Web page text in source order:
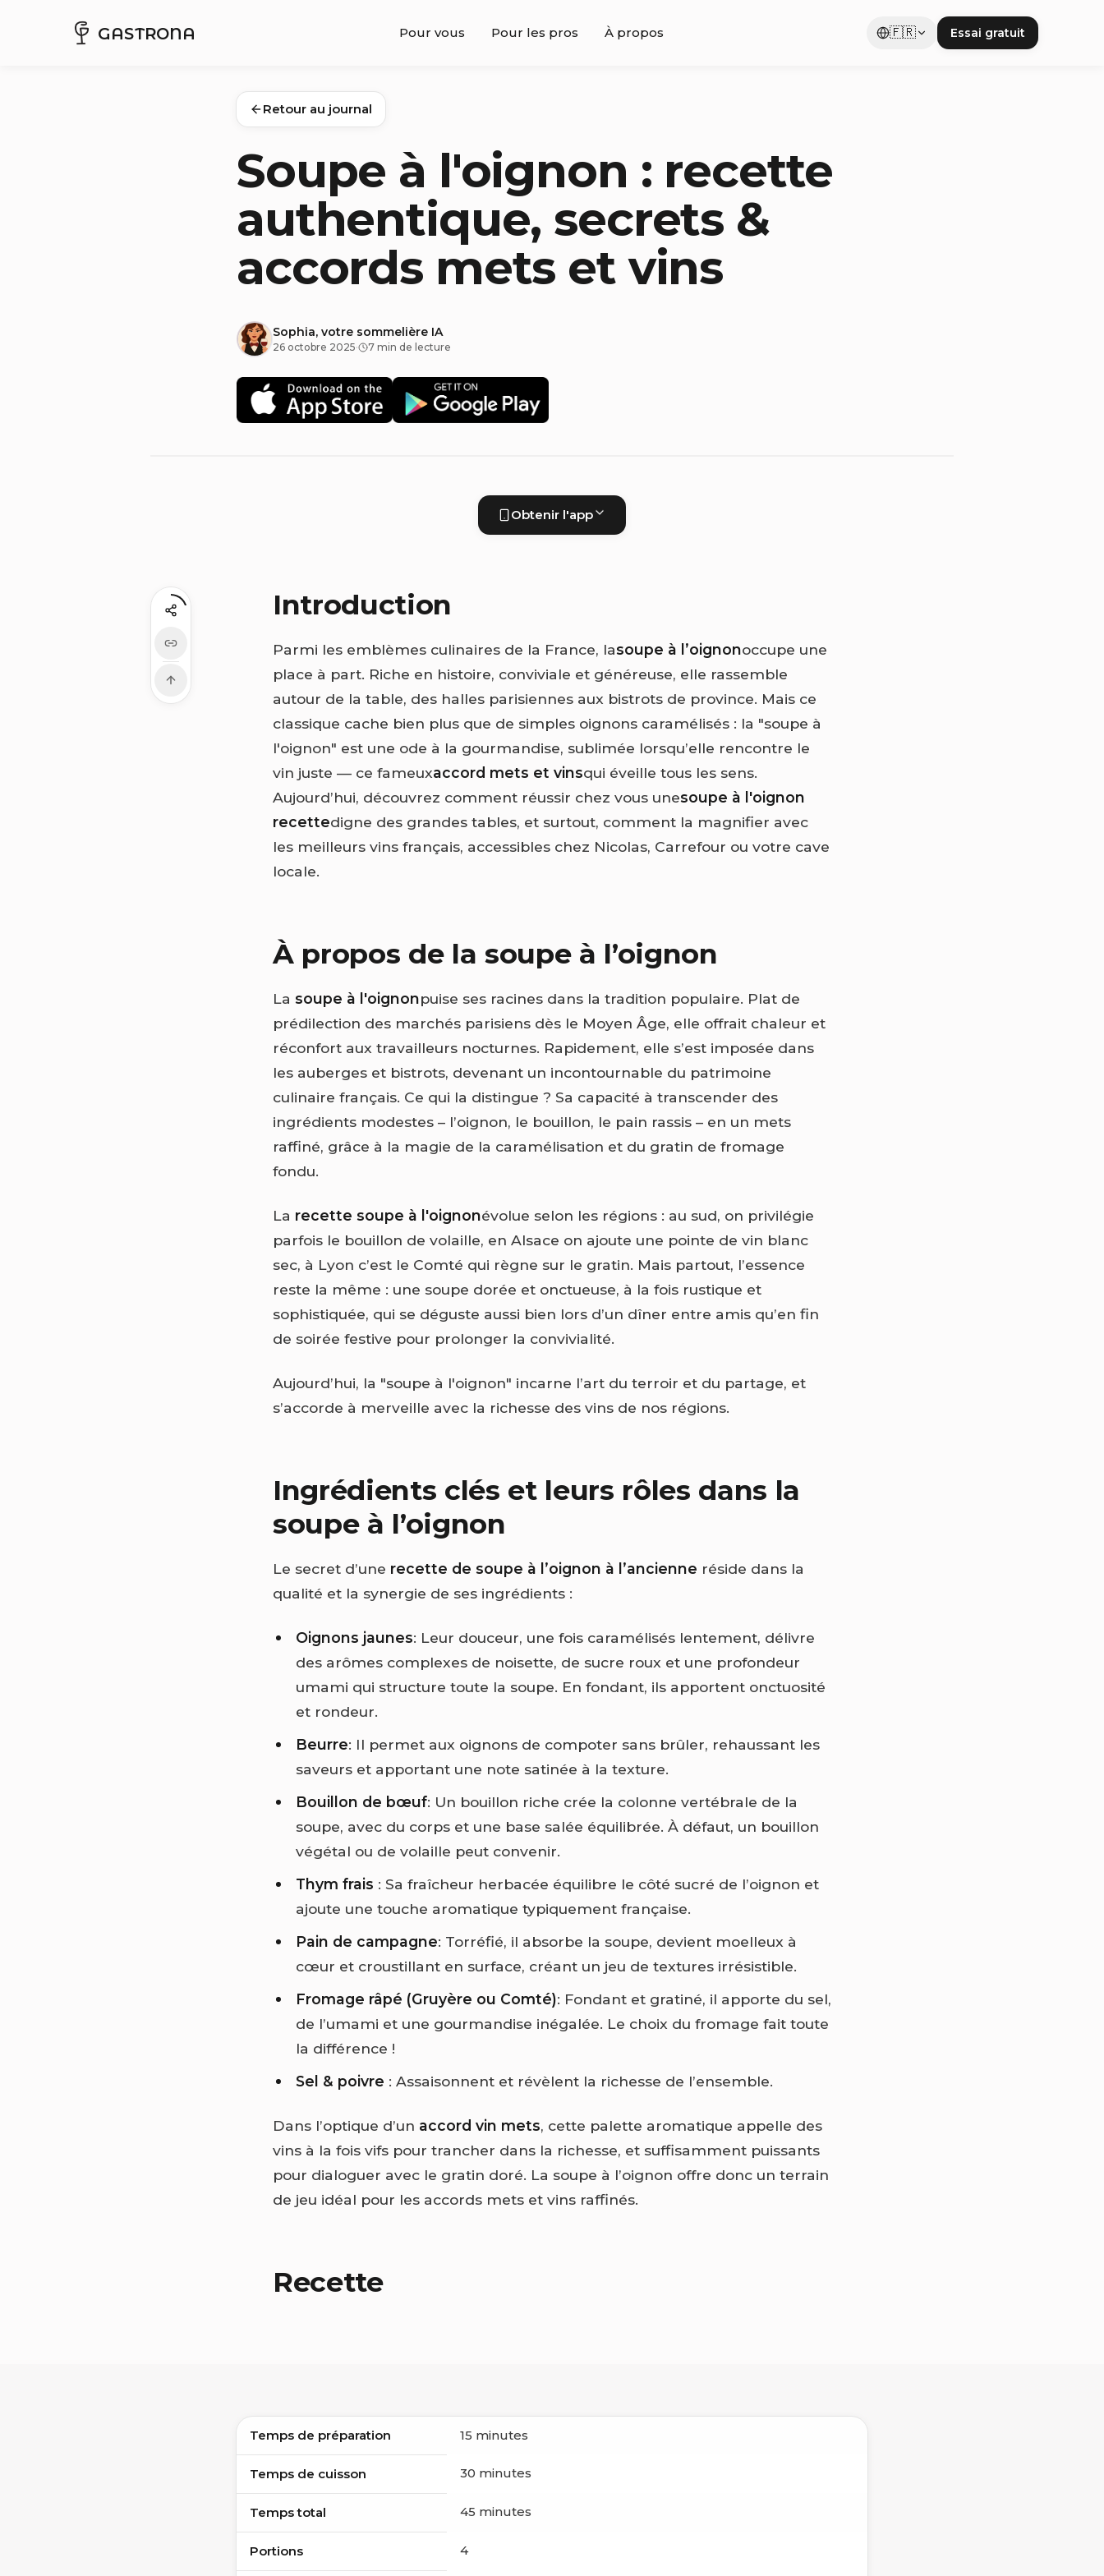
GASTRONA Pour vous Pour les pros À propos 🇫🇷 Essai gratuit
Retour au journal
Soupe à l'oignon : recette
authentique, secrets &
accords mets et vins
Sophia, votre sommelière IA
26 octobre 2025· 7 min de lecture
Obtenir l'app
Introduction
Parmi les emblèmes culinaires de la France, lasoupe à l’oignonoccupe une
place à part. Riche en histoire, conviviale et généreuse, elle rassemble
autour de la table, des halles parisiennes aux bistrots de province. Mais ce
classique cache bien plus que de simples oignons caramélisés : la "soupe à
l'oignon" est une ode à la gourmandise, sublimée lorsqu’elle rencontre le
vin juste — ce fameuxaccord mets et vinsqui éveille tous les sens.
Aujourd’hui, découvrez comment réussir chez vous unesoupe à l'oignon
recettedigne des grandes tables, et surtout, comment la magnifier avec
les meilleurs vins français, accessibles chez Nicolas, Carrefour ou votre cave
locale.
À propos de la soupe à l’oignon
La soupe à l'oignonpuise ses racines dans la tradition populaire. Plat de
prédilection des marchés parisiens dès le Moyen Âge, elle offrait chaleur et
réconfort aux travailleurs nocturnes. Rapidement, elle s’est imposée dans
les auberges et bistrots, devenant un incontournable du patrimoine
culinaire français. Ce qui la distingue ? Sa capacité à transcender des
ingrédients modestes – l’oignon, le bouillon, le pain rassis – en un mets
raffiné, grâce à la magie de la caramélisation et du gratin de fromage
fondu.
La recette soupe à l'oignonévolue selon les régions : au sud, on privilégie
parfois le bouillon de volaille, en Alsace on ajoute une pointe de vin blanc
sec, à Lyon c’est le Comté qui règne sur le gratin. Mais partout, l’essence
reste la même : une soupe dorée et onctueuse, à la fois rustique et
sophistiquée, qui se déguste aussi bien lors d’un dîner entre amis qu’en fin
de soirée festive pour prolonger la convivialité.
Aujourd’hui, la "soupe à l'oignon" incarne l’art du terroir et du partage, et
s’accorde à merveille avec la richesse des vins de nos régions.
Ingrédients clés et leurs rôles dans la
soupe à l’oignon
Le secret d’une recette de soupe à l’oignon à l’ancienne réside dans la
qualité et la synergie de ses ingrédients :
Oignons jaunes: Leur douceur, une fois caramélisés lentement, délivre
des arômes complexes de noisette, de sucre roux et une profondeur
umami qui structure toute la soupe. En fondant, ils apportent onctuosité
et rondeur.
Beurre: Il permet aux oignons de compoter sans brûler, rehaussant les
saveurs et apportant une note satinée à la texture.
Bouillon de bœuf: Un bouillon riche crée la colonne vertébrale de la
soupe, avec du corps et une base salée équilibrée. À défaut, un bouillon
végétal ou de volaille peut convenir.
Thym frais : Sa fraîcheur herbacée équilibre le côté sucré de l’oignon et
ajoute une touche aromatique typiquement française.
Pain de campagne: Torréfié, il absorbe la soupe, devient moelleux à
cœur et croustillant en surface, créant un jeu de textures irrésistible.
Fromage râpé (Gruyère ou Comté): Fondant et gratiné, il apporte du sel,
de l’umami et une gourmandise inégalée. Le choix du fromage fait toute
la différence !
Sel & poivre : Assaisonnent et révèlent la richesse de l’ensemble.
Dans l’optique d’un accord vin mets, cette palette aromatique appelle des
vins à la fois vifs pour trancher dans la richesse, et suffisamment puissants
pour dialoguer avec le gratin doré. La soupe à l’oignon offre donc un terrain
de jeu idéal pour les accords mets et vins raffinés.
Recette
Temps de préparation 15 minutes
Temps de cuisson 30 minutes
Temps total 45 minutes
Portions 4